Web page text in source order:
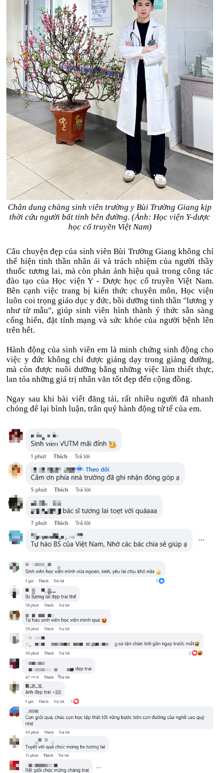
Chân dung chàng sinh viên trường y Bùi Trường Giang kịp
thời cứu người bất tỉnh bên đường. (Ảnh: Học viện Y-dược
học cổ truyền Việt Nam)
Câu chuyện đẹp của sinh viên Bùi Trường Giang không chỉ
thể hiện tinh thần nhân ái và trách nhiệm của người thầy
thuốc tương lai, mà còn phản ánh hiệu quả trong công tác
đào tạo của Học viện Y - Dược học cổ truyền Việt Nam.
Bên cạnh việc trang bị kiến thức chuyên môn, Học viện
luôn coi trọng giáo dục y đức, bồi dưỡng tinh thần "lương y
như từ mẫu", giúp sinh viên hình thành ý thức sẵn sàng
cống hiến, đặt tính mạng và sức khỏe của người bệnh lên
trên hết.
Hành động của sinh viên em là minh chứng sinh động cho
việc y đức không chỉ được giảng dạy trong giảng đường,
mà còn được nuôi dưỡng bằng những việc làm thiết thực,
lan tỏa những giá trị nhân văn tốt đẹp đến cộng đồng.
Ngay sau khi bài viết đăng tải, rất nhiều người đã nhanh
chóng để lại bình luận, trân quý hành động tử tế của em.